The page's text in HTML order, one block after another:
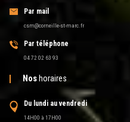
Par mail
csm@corneille-st-marc.fr
Par téléphone
04 72 02 63 93
Nos horaires
Du lundi au vendredi
14H00 à 17H00